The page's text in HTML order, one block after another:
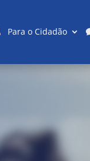
Para o Cidadão